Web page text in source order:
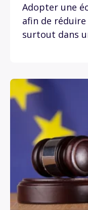
Adopter une
afin de
surtout dans